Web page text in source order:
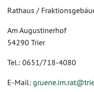
Rathaus /
Am Augustinerhof
54290 Trier
Tel.: 0651/718-4080
E-Mail: gruene.im.rat@